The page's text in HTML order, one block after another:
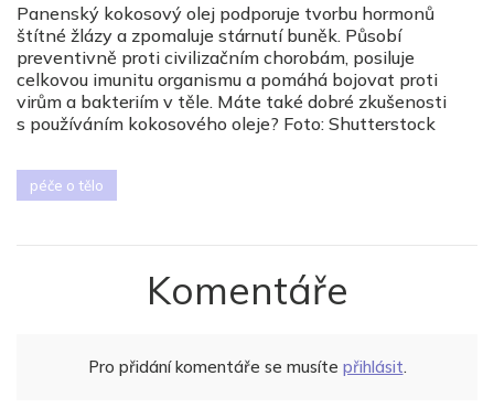
Panenský kokosový olej podporuje tvorbu hormonů
štítné žlázy a zpomaluje stárnutí buněk. Působí
preventivně proti civilizačním chorobám, posiluje
celkovou imunitu organismu a pomáhá bojovat proti
virům a bakteriím v těle. Máte také dobré zkušenosti
s používáním kokosového oleje? Foto: Shutterstock
péče o tělo
Komentáře
Pro přidání komentáře se musíte přihlásit.